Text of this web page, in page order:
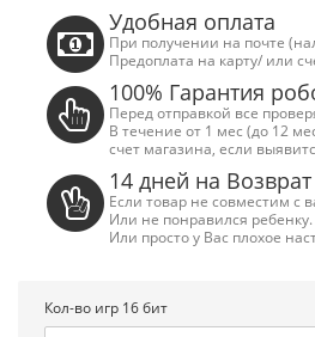
Удобная оплата
При получении на почте
Предоплата на карту/ или
100% Гарантия
Перед отправкой все
В течение от 1 мес (до 12
счет магазина, если
14 дней на Возврат
Если товар не совместим с
Или не понравился ребенку.
Или просто у Вас плохое
Кол-во игр 16 бит